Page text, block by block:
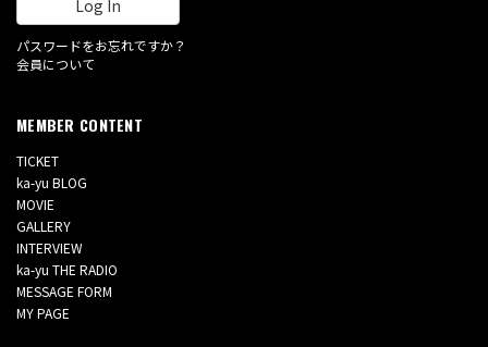
パスワードをお忘れですか？
会員について
MEMBER CONTENT
TICKET
ka-yu BLOG
MOVIE
GALLERY
INTERVIEW
ka-yu THE RADIO
MESSAGE FORM
MY PAGE